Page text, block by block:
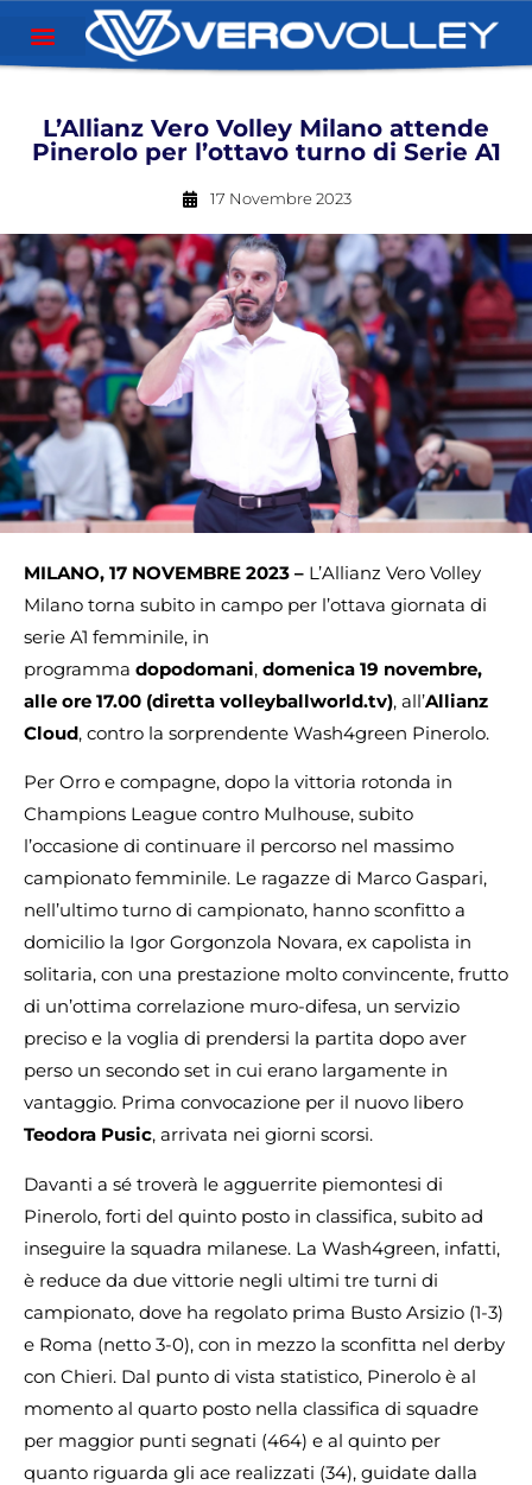
L’Allianz Vero Volley Milano attende
Pinerolo per l’ottavo turno di Serie A1
17 Novembre 2023
MILANO, 17 NOVEMBRE 2023 – L’Allianz Vero Volley
Milano torna subito in campo per l’ottava giornata di
serie A1 femminile, in
programma dopodomani, domenica 19 novembre,
alle ore 17.00 (diretta volleyballworld.tv), all’Allianz
Cloud, contro la sorprendente Wash4green Pinerolo.
Per Orro e compagne, dopo la vittoria rotonda in
Champions League contro Mulhouse, subito
l’occasione di continuare il percorso nel massimo
campionato femminile. Le ragazze di Marco Gaspari,
nell’ultimo turno di campionato, hanno sconfitto a
domicilio la Igor Gorgonzola Novara, ex capolista in
solitaria, con una prestazione molto convincente, frutto
di un’ottima correlazione muro-difesa, un servizio
preciso e la voglia di prendersi la partita dopo aver
perso un secondo set in cui erano largamente in
vantaggio. Prima convocazione per il nuovo libero
Teodora Pusic, arrivata nei giorni scorsi.
Davanti a sé troverà le agguerrite piemontesi di
Pinerolo, forti del quinto posto in classifica, subito ad
inseguire la squadra milanese. La Wash4green, infatti,
è reduce da due vittorie negli ultimi tre turni di
campionato, dove ha regolato prima Busto Arsizio (1-3)
e Roma (netto 3-0), con in mezzo la sconfitta nel derby
con Chieri. Dal punto di vista statistico, Pinerolo è al
momento al quarto posto nella classifica di squadre
per maggior punti segnati (464) e al quinto per
quanto riguarda gli ace realizzati (34), guidate dalla